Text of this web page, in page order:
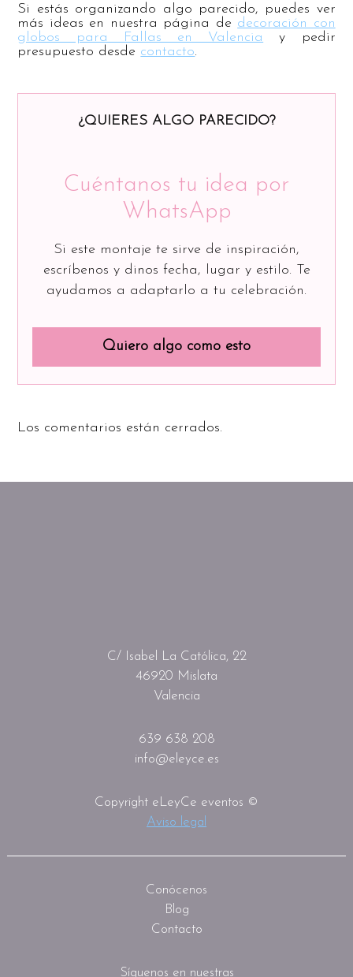
Si estás organizando algo parecido, puedes ver
más ideas en nuestra página de decoración con
globos para Fallas en Valencia
y pedir
presupuesto desde contacto.
¿QUIERES ALGO PARECIDO?
Cuéntanos tu idea por
WhatsApp
Si este montaje te sirve de inspiración,
escríbenos y dinos fecha, lugar y estilo. Te
ayudamos a adaptarlo a tu celebración.
Quiero algo como esto
Los comentarios están cerrados.
C/ Isabel La Católica, 22
46920 Mislata
Valencia
639 638 208
info@eleyce.es
Copyright eLeyCe eventos ©
Aviso legal
Conócenos
Blog
Contacto
Síguenos en nuestras